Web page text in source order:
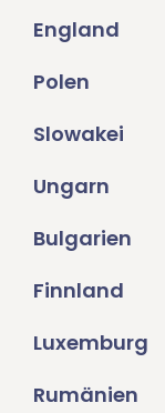
England
Polen
Slowakei
Ungarn
Bulgarien
Finnland
Luxemburg
Rumänien